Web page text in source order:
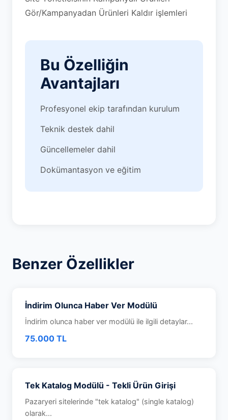
Gör/Kampanyadan Ürünleri Kaldır işlemleri
Bu Özelliğin
Avantajları
Profesyonel ekip tarafından kurulum
Teknik destek dahil
Güncellemeler dahil
Dokümantasyon ve eğitim
Benzer Özellikler
İndirim Olunca Haber Ver Modülü
İndirim olunca haber ver modülü ile ilgili detaylar...
75.000 TL
Tek Katalog Modülü - Tekli Ürün Girişi
Pazaryeri sitelerinde "tek katalog" (single katalog)
olarak...